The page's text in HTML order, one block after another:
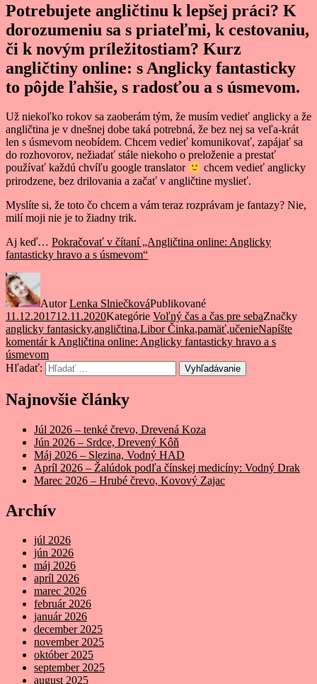
Potrebujete angličtinu k lepšej práci? K
dorozumeniu sa s priateľmi, k cestovaniu,
či k novým príležitostiam? Kurz
angličtiny online: s Anglicky fantasticky
to pôjde ľahšie, s radosťou a s úsmevom.
Už niekoľko rokov sa zaoberám tým, že musím vedieť anglicky a že
angličtina je v dnešnej dobe taká potrebná, že bez nej sa veľa-krát
len s úsmevom neobídem. Chcem vedieť komunikovať, zapájať sa
do rozhovorov, nežiadať stále niekoho o preloženie a prestať
používať každú chvíľu google translator
chcem vedieť anglicky
prirodzene, bez drilovania a začať v angličtine myslieť.
Myslíte si, že toto čo chcem a vám teraz rozprávam je fantazy? Nie,
milí moji nie je to žiadny trik.
Aj keď… Pokračovať v čítaní„Angličtina online: Anglicky
fantasticky hravo a s úsmevom“
AutorLenka SlniečkováPublikované
11.12.201712.11.2020Kategórie Voľný čas a čas pre sebaZnačky
anglicky fantasicky,angličtina,Libor Činka,pamäť,učenieNapíšte
komentárk Angličtina online: Anglicky fantasticky hravo a s
úsmevom
Hľadať:
Vyhľadávanie
Najnovšie články
Júl 2026 – tenké črevo, Drevená Koza
Jún 2026 – Srdce, Drevený Kôň
Máj 2026 – Slezina, Vodný HAD
Apríl 2026 – Žalúdok podľa čínskej medicíny: Vodný Drak
Marec 2026 – Hrubé črevo, Kovový Zajac
Archív
júl 2026
jún 2026
máj 2026
apríl 2026
marec 2026
február 2026
január 2026
december 2025
november 2025
október 2025
september 2025
august 2025